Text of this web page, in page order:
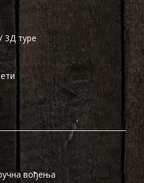
3Д туре
вођења